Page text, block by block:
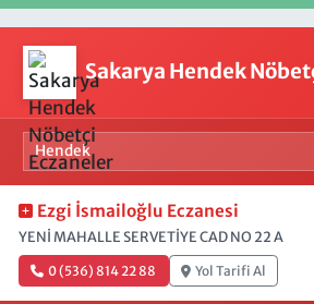
Sakarya Hendek
Ezgi İsmailoğlu Eczanesi
YENİ MAHALLE SERVETİYE CAD NO 22 A
0 (536) 814 22 88 Yol Tarifi Al